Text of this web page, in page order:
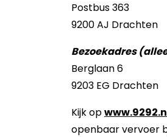
Postbus 363
9200 AJ Drachten
Bezoekadres
Berglaan 6
9203 EG Drachten
Kijk op
openbaar vervoer